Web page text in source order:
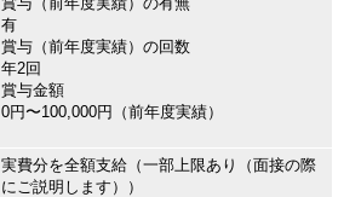
有
賞与（前年度実績）の回数
年2回
賞与金額
0円〜100,000円（前年度実績）
実費分を全額支給（一部上限あり（面接の際
にご説明します））